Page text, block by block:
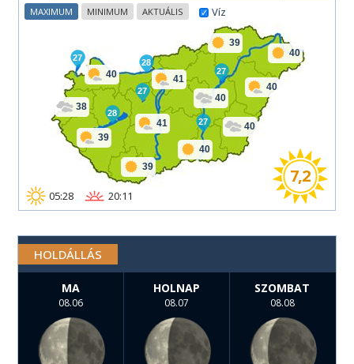
40
38
39
41
39
40
40
41
39
40
40
40
27
28
27
28
27
27
05:28 20:11
7,2
Víz
MAXIMUM MINIMUM AKTUÁLIS
HOLDÁLLÁS
MA
08.06
HOLNAP
08.07
SZOMBAT
08.08